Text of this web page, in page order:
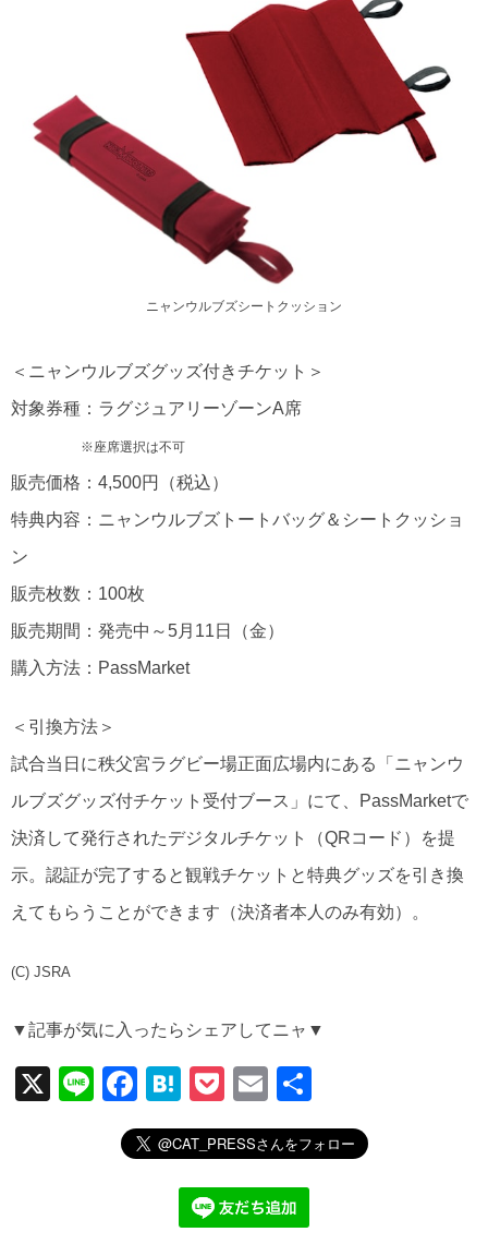
ニャンウルブズシートクッション
＜ニャンウルブズグッズ付きチケット＞
対象券種：ラグジュアリーゾーンA席
※座席選択は不可
販売価格：4,500円（税込）
特典内容：ニャンウルブズトートバッグ＆シートクッショ
ン
販売枚数：100枚
販売期間：発売中～5月11日（金）
購入方法：PassMarket
＜引換方法＞
試合当日に秩父宮ラグビー場正面広場内にある「ニャンウ
ルブズグッズ付チケット受付ブース」にて、PassMarketで
決済して発行されたデジタルチケット（QRコード）を提
示。認証が完了すると観戦チケットと特典グッズを引き換
えてもらうことができます（決済者本人のみ有効）。
(C) JSRA
▼記事が気に入ったらシェアしてニャ▼
X
Li
F
a
c
H
at
e
n
a
P
o
ck
et
E
m
ail
有